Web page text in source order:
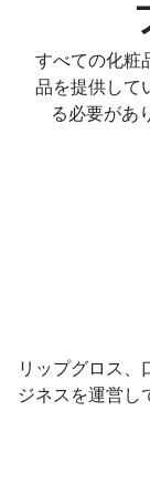
すべての化粧
品を提供して
る必要があ
リップグロス、
ジネスを運営し